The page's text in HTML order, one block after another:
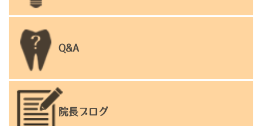
Q&A
院長ブログ